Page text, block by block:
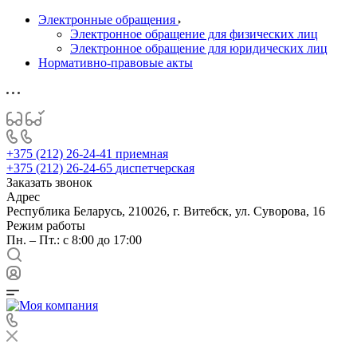
Электронные обращения
Электронное обращение для физических лиц
Электронное обращение для юридических лиц
Нормативно-правовые акты
+375 (212) 26-24-41 приемная
+375 (212) 26-24-65 диспетчерская
Заказать звонок
Адрес
Республика Беларусь, 210026, г. Витебск, ул. Суворова, 16
Режим работы
Пн. – Пт.: с 8:00 до 17:00